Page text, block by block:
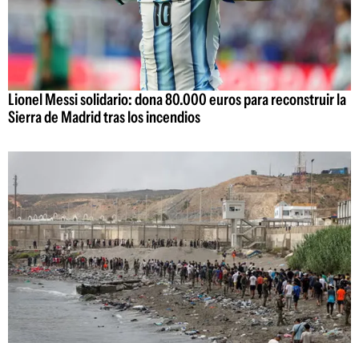
Lionel Messi solidario: dona 80.000 euros para reconstruir la
Sierra de Madrid tras los incendios